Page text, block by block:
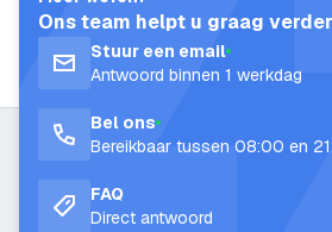
Ons team helpt u graag verder
Stuur een email
Antwoord binnen 1 werkdag
Bel ons
Bereikbaar tussen 08:00 en
FAQ
Direct antwoord